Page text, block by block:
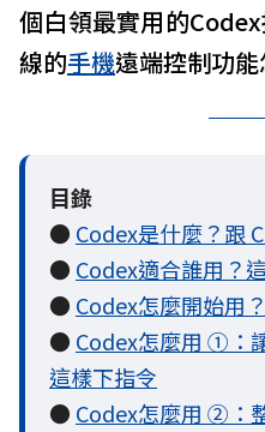
個白領最實用的
線的手機遠端控制功能
目錄
● Codex是什麼？跟
● Codex適合誰用？
● Codex怎麼開始用
● Codex怎麼用 ①：
這樣下指令
● Codex怎麼用 ②：